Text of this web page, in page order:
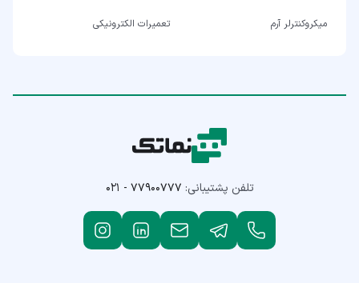
میکروکنترلر آرم تعمیرات الکترونیکی
تلفن پشتیبانی: ۰۲۱ - ۷۷۹۰۰۷۷۷